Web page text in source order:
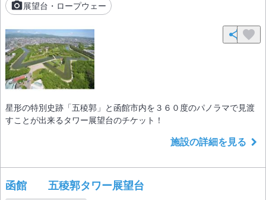
展望台・ロープウェー
星形の特別史跡「五稜郭」と函館市内を３６０度のパノラマで見渡
すことが出来るタワー展望台のチケット！
施設の詳細を見る
函館 五稜郭タワー展望台